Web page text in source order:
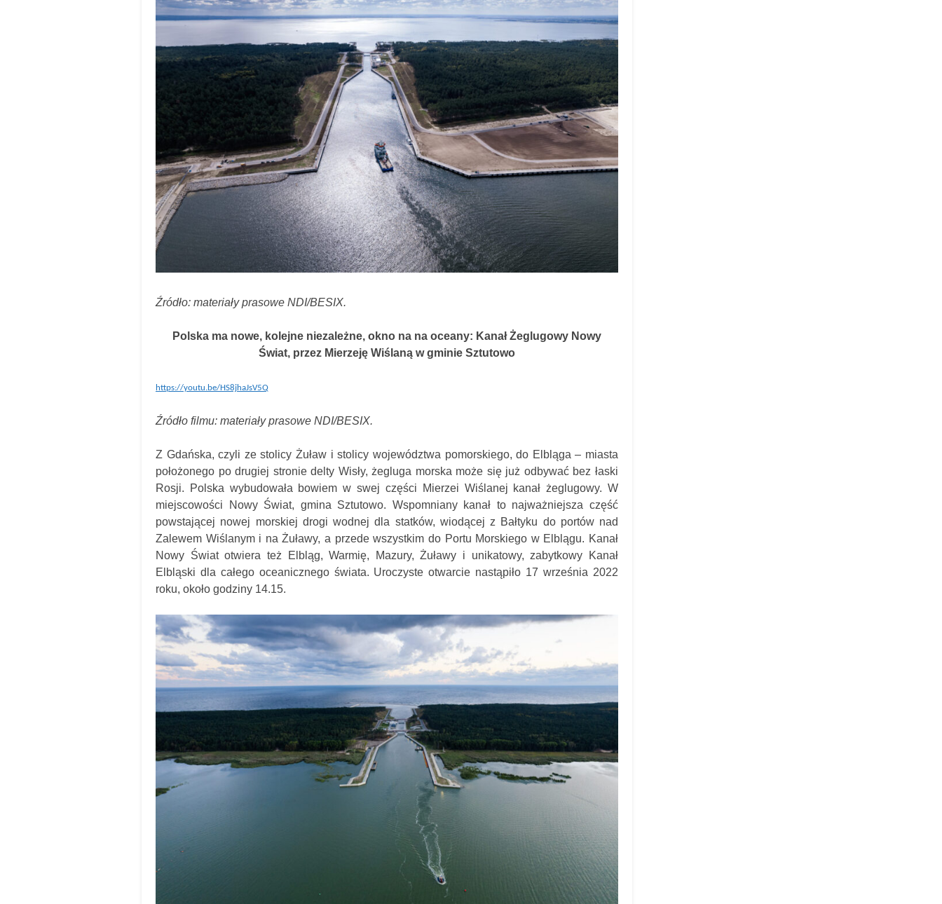
Źródło: materiały prasowe NDI/BESIX.
Polska ma nowe, kolejne niezależne, okno na na oceany: Kanał Żeglugowy Nowy
Świat, przez Mierzeję Wiślaną w gminie Sztutowo
https://youtu.be/HS8jhaJsV5Q
Źródło filmu: materiały prasowe NDI/BESIX.
Z Gdańska, czyli ze stolicy Żuław i stolicy województwa pomorskiego, do Elbląga – miasta
położonego po drugiej stronie delty Wisły, żegluga morska może się już odbywać bez łaski
Rosji. Polska wybudowała bowiem w swej części Mierzei Wiślanej kanał żeglugowy. W
miejscowości Nowy Świat, gmina Sztutowo. Wspomniany kanał to najważniejsza część
powstającej nowej morskiej drogi wodnej dla statków, wiodącej z Bałtyku do portów nad
Zalewem Wiślanym i na Żuławy, a przede wszystkim do Portu Morskiego w Elblągu. Kanał
Nowy Świat otwiera też Elbląg, Warmię, Mazury, Żuławy i unikatowy, zabytkowy Kanał
Elbląski dla całego oceanicznego świata. Uroczyste otwarcie nastąpiło 17 września 2022
roku, około godziny 14.15.